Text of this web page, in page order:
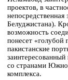
проектов, в
непосредственная
Белуджистана).
возможность
понесет «голубой
пакистанские
со странами
комплекса.